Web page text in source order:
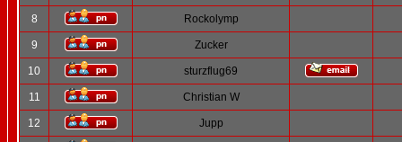
8 Rockolymp
9 Zucker
10 sturzflug69
11 Christian W
12 Jupp